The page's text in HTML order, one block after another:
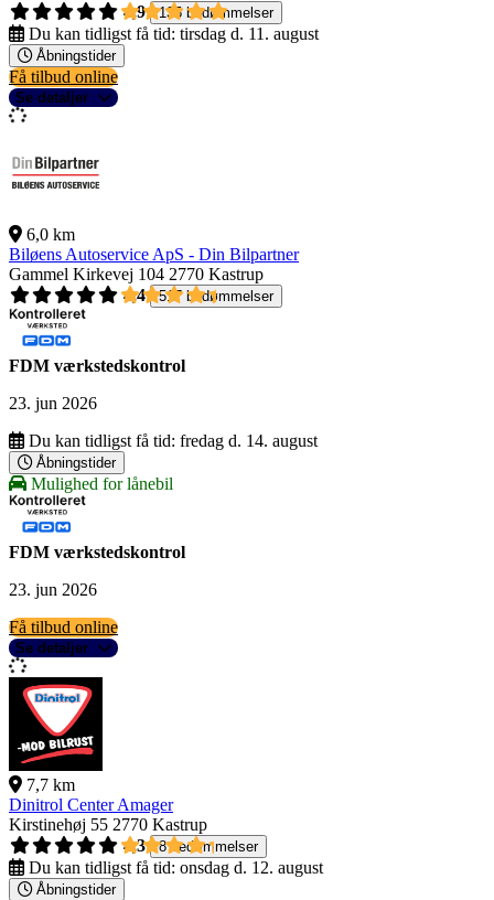
4,9
135 bedømmelser
Du kan tidligst få tid: tirsdag d. 11. august
Åbningstider
Få tilbud online
Se detaljer
6,0 km
Biløens Autoservice ApS - Din Bilpartner
Gammel Kirkevej 104 2770 Kastrup
4,4
517 bedømmelser
FDM værkstedskontrol
23. jun 2026
Du kan tidligst få tid: fredag d. 14. august
Åbningstider
Mulighed for lånebil
FDM værkstedskontrol
23. jun 2026
Få tilbud online
Se detaljer
7,7 km
Dinitrol Center Amager
Kirstinehøj 55 2770 Kastrup
4,3
8 bedømmelser
Du kan tidligst få tid: onsdag d. 12. august
Åbningstider